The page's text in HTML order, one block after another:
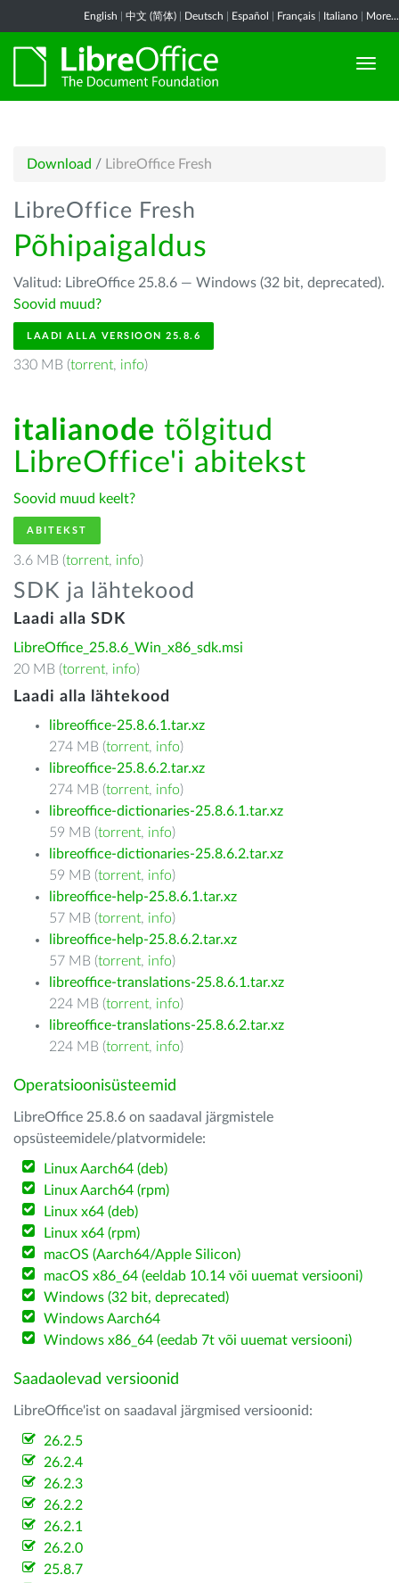
English 中文 (简体) Deutsch Español Français Italiano More...
Download / LibreOffice Fresh
LibreOffice Fresh
Põhipaigaldus
Valitud: LibreOffice 25.8.6 — Windows (32 bit, deprecated).
Soovid muud?
LAADI ALLA VERSIOON 25.8.6
330 MB (torrent, info)
italianode tõlgitud
LibreOffice'i abitekst
Soovid muud keelt?
ABITEKST
3.6 MB (torrent, info)
SDK ja lähtekood
Laadi alla SDK
LibreOffice_25.8.6_Win_x86_sdk.msi
20 MB (torrent, info)
Laadi alla lähtekood
libreoffice-25.8.6.1.tar.xz
274 MB (torrent, info)
libreoffice-25.8.6.2.tar.xz
274 MB (torrent, info)
libreoffice-dictionaries-25.8.6.1.tar.xz
59 MB (torrent, info)
libreoffice-dictionaries-25.8.6.2.tar.xz
59 MB (torrent, info)
libreoffice-help-25.8.6.1.tar.xz
57 MB (torrent, info)
libreoffice-help-25.8.6.2.tar.xz
57 MB (torrent, info)
libreoffice-translations-25.8.6.1.tar.xz
224 MB (torrent, info)
libreoffice-translations-25.8.6.2.tar.xz
224 MB (torrent, info)
Operatsioonisüsteemid
LibreOffice 25.8.6 on saadaval järgmistele
opsüsteemidele/platvormidele:
Linux Aarch64 (deb)
Linux Aarch64 (rpm)
Linux x64 (deb)
Linux x64 (rpm)
macOS (Aarch64/Apple Silicon)
macOS x86_64 (eeldab 10.14 või uuemat versiooni)
Windows (32 bit, deprecated)
Windows Aarch64
Windows x86_64 (eedab 7t või uuemat versiooni)
Saadaolevad versioonid
LibreOffice'ist on saadaval järgmised versioonid:
26.2.5
26.2.4
26.2.3
26.2.2
26.2.1
26.2.0
25.8.7